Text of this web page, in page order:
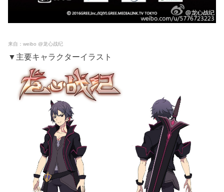
来自：weibo @龙心战纪
▼主要キャラクターイラスト